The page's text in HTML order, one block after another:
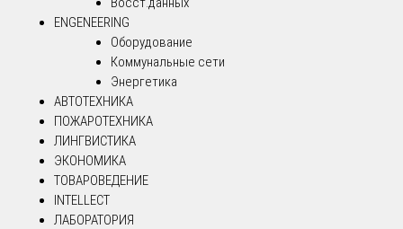
ENGENEERING
Оборудование
Коммунальные сети
Энергетика
АВТОТЕХНИКА
ПОЖАРОТЕХНИКА
ЛИНГВИСТИКА
ЭКОНОМИКА
ТОВАРОВЕДЕНИЕ
INTELLECT
ЛАБОРАТОРИЯ